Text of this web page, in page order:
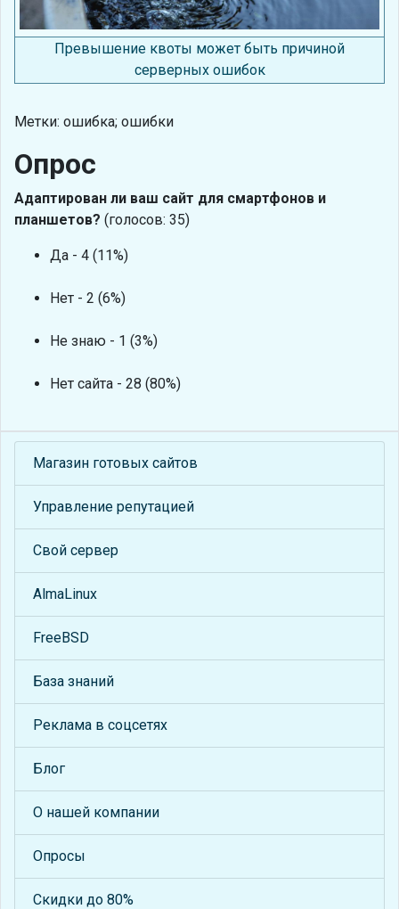
Превышение квоты может быть причиной
серверных ошибок
Метки: ошибка; ошибки
Опрос
Адаптирован ли ваш сайт для смартфонов и
планшетов? (голосов: 35)
Да - 4 (11%)
Нет - 2 (6%)
Не знаю - 1 (3%)
Нет сайта - 28 (80%)
Магазин готовых сайтов
Управление репутацией
Свой сервер
AlmaLinux
FreeBSD
База знаний
Реклама в соцсетях
Блог
О нашей компании
Опросы
Скидки до 80%